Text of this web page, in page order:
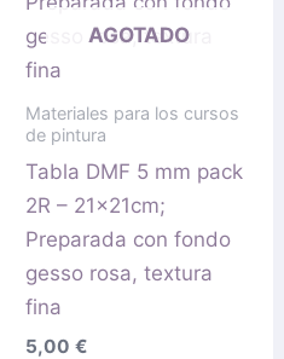
AGOTADO
Materiales para los cursos
de pintura
Tabla DMF 5 mm pack
2R – 21x21cm;
Preparada con fondo
gesso rosa, textura
fina
5,00 €